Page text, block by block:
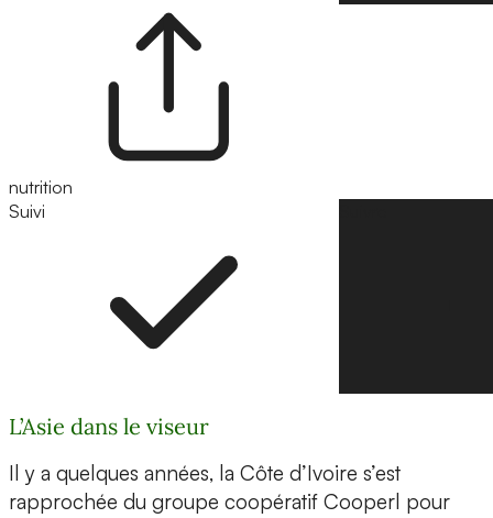
nutrition
Suivi
L’Asie dans le viseur
Il y a quelques années, la Côte d’Ivoire s’est
rapprochée du groupe coopératif Cooperl pour